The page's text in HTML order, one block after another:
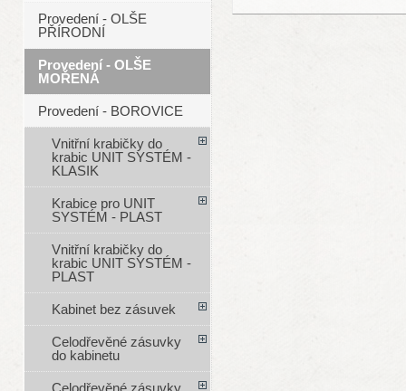
Provedení - OLŠE
PŘÍRODNÍ
Provedení - OLŠE
MOŘENÁ
Provedení - BOROVICE
Vnitřní krabičky do
krabic UNIT SYSTÉM -
KLASIK
Krabice pro UNIT
SYSTÉM - PLAST
Vnitřní krabičky do
krabic UNIT SYSTÉM -
PLAST
Kabinet bez zásuvek
Celodřevěné zásuvky
do kabinetu